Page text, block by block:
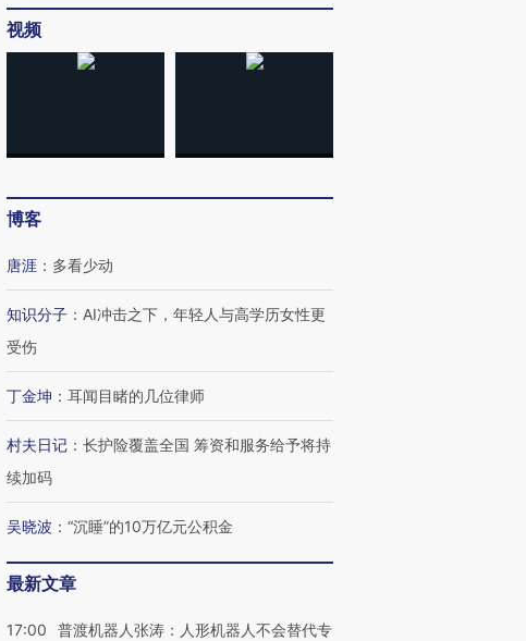
入侵”还是“人道危
民潮撕裂西班牙
128毫米 紧急转移近
雨 3小时累计雨量超80毫
视频
博客
唐涯 ： 多看少动
知识分子 ： AI冲击之下，年轻人与高学历女性更
受伤
丁金坤 ： 耳闻目睹的几位律师
村夫日记 ： 长护险覆盖全国 筹资和服务给予将持
续加码
吴晓波 ： “沉睡”的10万亿元公积金
最新文章
17:00
普渡机器人张涛：人形机器人不会替代专